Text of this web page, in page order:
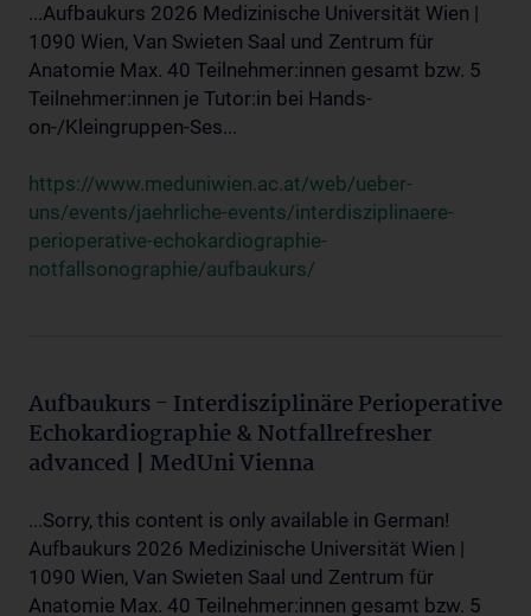
...Aufbaukurs 2026 Medizinische Universität Wien |
1090 Wien, Van Swieten Saal und Zentrum für
Anatomie Max. 40 Teilnehmer:innen gesamt bzw. 5
Teilnehmer:innen je Tutor:in bei Hands-
on-/Kleingruppen-Ses...
https://www.meduniwien.ac.at/web/ueber-
uns/events/jaehrliche-events/interdisziplinaere-
perioperative-echokardiographie-
notfallsonographie/aufbaukurs/
Aufbaukurs - Interdisziplinäre Perioperative
Echokardiographie & Notfallrefresher
advanced | MedUni Vienna
...Sorry, this content is only available in German!
Aufbaukurs 2026 Medizinische Universität Wien |
1090 Wien, Van Swieten Saal und Zentrum für
Anatomie Max. 40 Teilnehmer:innen gesamt bzw. 5